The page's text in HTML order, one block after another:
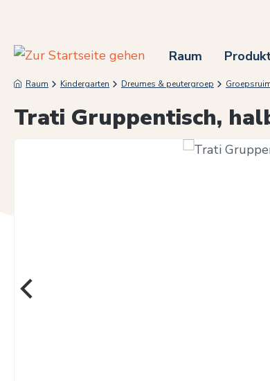
Raum
Raum Kindergarten Dreumes & peutergroep
Trati Gruppentisch,